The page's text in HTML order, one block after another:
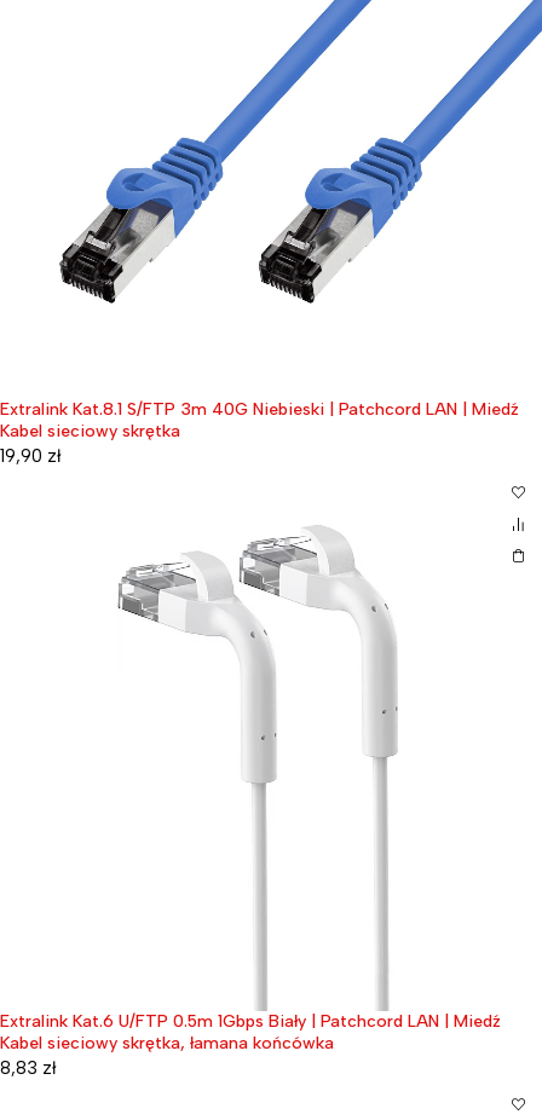
Extralink Kat.8.1 S/FTP 3m 40G Niebieski | Patchcord LAN | Miedź
Kabel sieciowy skrętka
19,90 zł
Extralink Kat.6 U/FTP 0.5m 1Gbps Biały | Patchcord LAN | Miedź
Kabel sieciowy skrętka, łamana końcówka
8,83 zł